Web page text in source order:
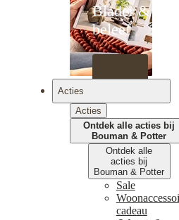
Blader &
beleef
Acties
Acties
Ontdek alle acties bij
Bouman & Potter
Ontdek alle
acties bij
Bouman & Potter
Sale
cadeau